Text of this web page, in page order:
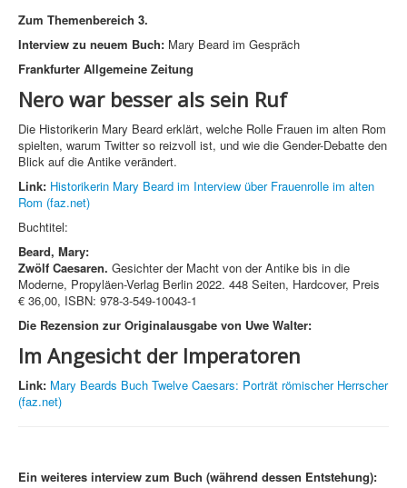
Zum Themenbereich 3.
Interview zu neuem Buch: Mary Beard im Gespräch
Frankfurter Allgemeine Zeitung
Nero war besser als sein Ruf
Die Historikerin Mary Beard erklärt, welche Rolle Frauen im alten Rom
spielten, warum Twitter so reizvoll ist, und wie die Gender-Debatte den
Blick auf die Antike verändert.
Link: Historikerin Mary Beard im Interview über Frauenrolle im alten
Rom (faz.net)
Buchtitel:
Beard, Mary:
Zwölf Caesaren. Gesichter der Macht von der Antike bis in die
Moderne, Propyläen-Verlag Berlin 2022. 448 Seiten, Hardcover, Preis
€ 36,00, ISBN: 978-3-549-10043-1
Die Rezension zur Originalausgabe von Uwe Walter:
Im Angesicht der Imperatoren
Link: Mary Beards Buch Twelve Caesars: Porträt römischer Herrscher
(faz.net)
Ein weiteres interview zum Buch (während dessen Entstehung):